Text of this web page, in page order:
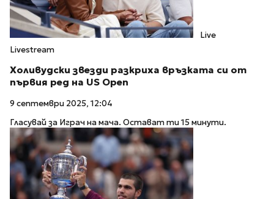
Live
Livestream
Холивудски звезди разкриха връзката си от
първия ред на US Open
9 септември 2025, 12:04
Гласувай за Играч на мача. Остават ти 15 минути.